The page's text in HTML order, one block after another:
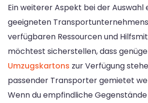
Ein weiterer Aspekt bei der Auswahl
geeigneten
verfügbaren Ressourcen und
möchtest sicherstellen, dass
Umzugskartons zur Verfügung
passender Transporter gemietet
Wenn du empfindliche